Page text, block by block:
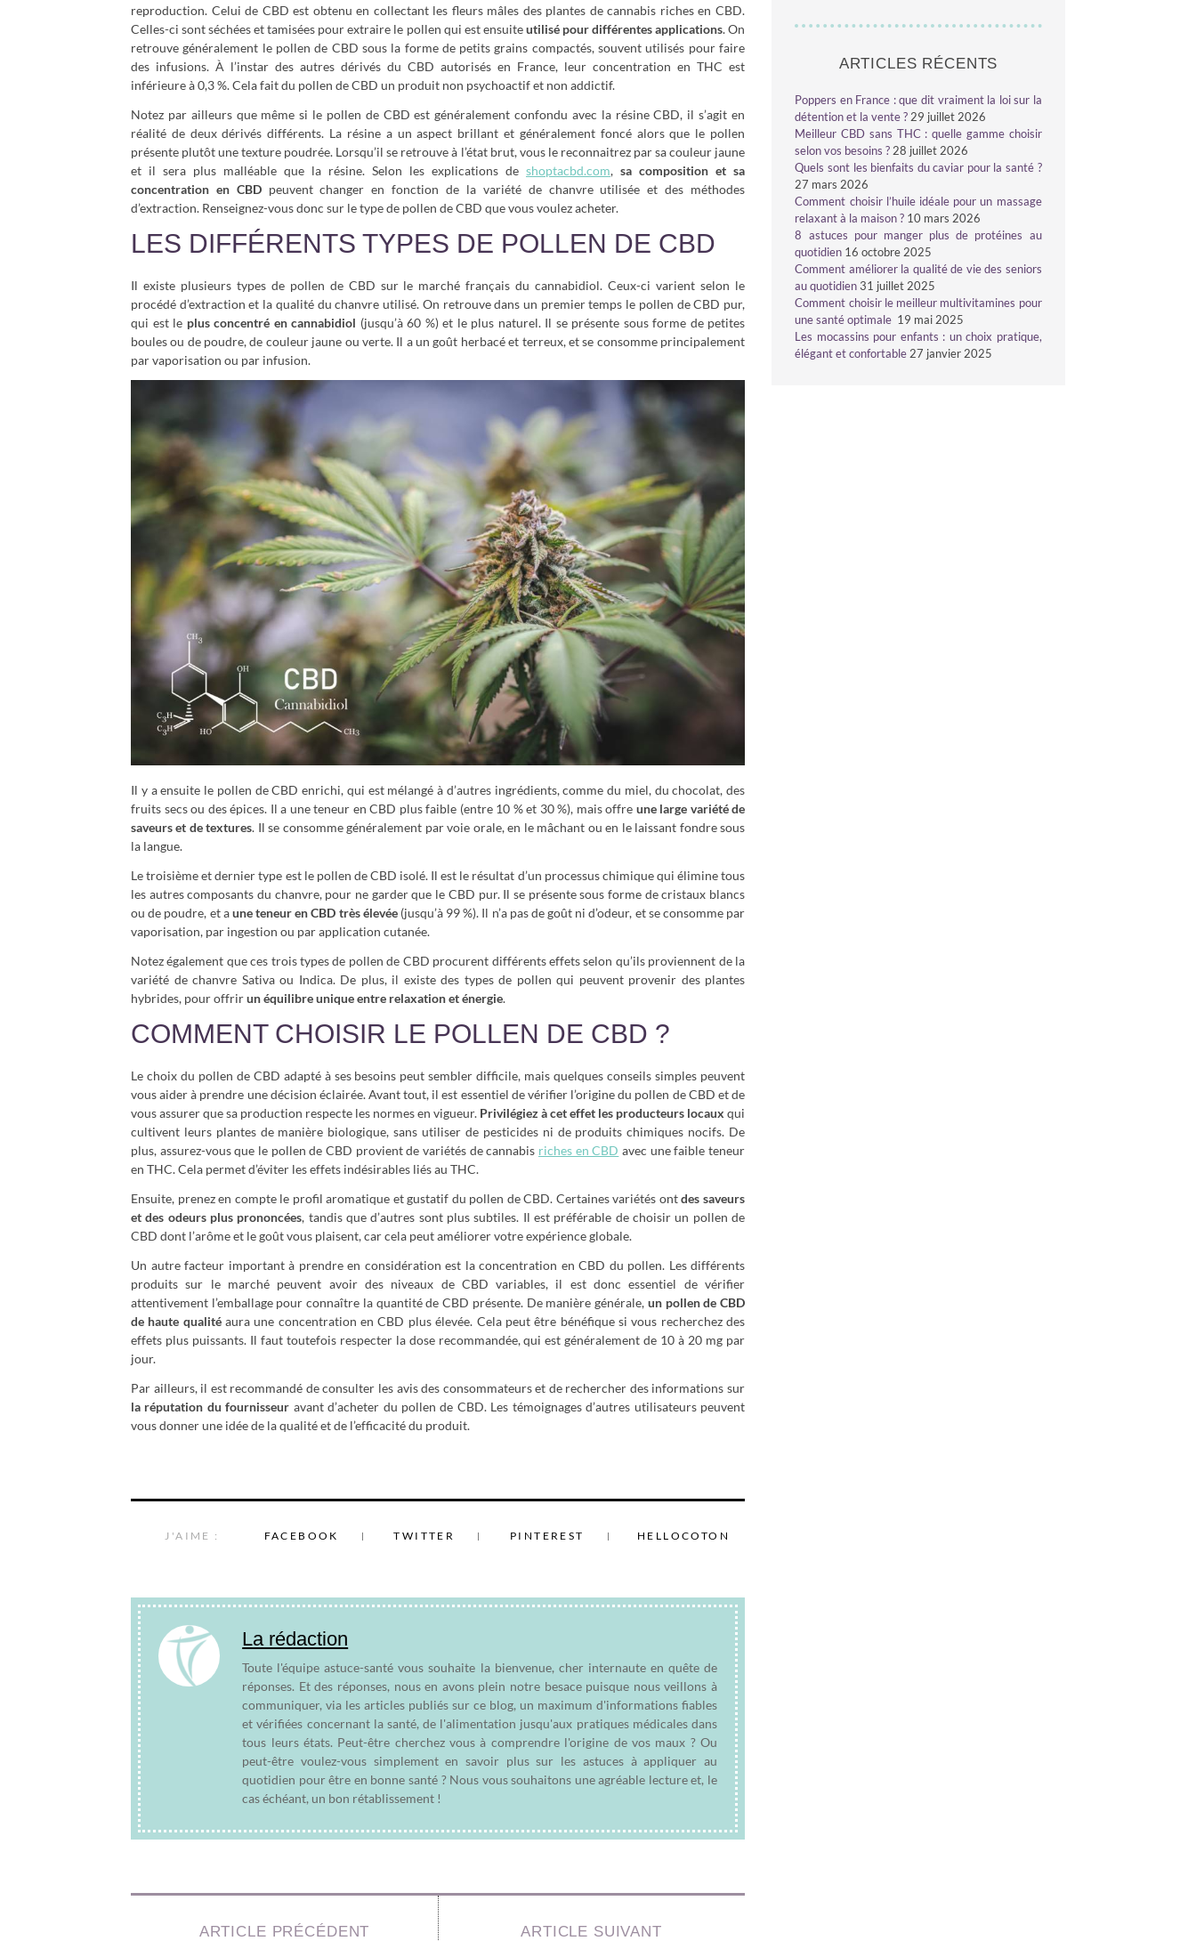
reproduction. Celui de CBD est obtenu en collectant les fleurs mâles des plantes de cannabis riches en CBD.
Celles-ci sont séchées et tamisées pour extraire le pollen qui est ensuiteutilisé pour différentes applications. On
retrouve généralement le pollen de CBD sous la forme de petits grains compactés, souvent utilisés pour faire
des infusions. À l’instar des autres dérivés du CBD autorisés en France, leur concentration en THC est
inférieure à 0,3 %. Cela fait du pollen de CBD un produit non psychoactif et non addictif.
Notez par ailleurs que même si le pollen de CBD est généralement confondu avec la résine CBD, il s’agit en
réalité de deux dérivés différents. La résine a un aspect brillant et généralement foncé alors que le pollen
présente plutôt une texture poudrée. Lorsqu’il se retrouve à l’état brut, vous le reconnaitrez par sa couleur jaune
et il sera plus malléable que la résine. Selon les explications de shoptacbd.com, sa composition et sa
concentration en CBDpeuvent changer en fonction de la variété de chanvre utilisée et des méthodes
d’extraction. Renseignez-vous donc sur le type de pollen de CBD que vous voulez acheter.
LES DIFFÉRENTS TYPES DE POLLEN DE CBD
Il existe plusieurs types de pollen de CBD sur le marché français du cannabidiol. Ceux-ci varient selon le
procédé d’extraction et la qualité du chanvre utilisé. On retrouve dans un premier temps le pollen de CBD pur,
qui est le plus concentré en cannabidiol (jusqu’à 60 %) et le plus naturel. Il se présente sous forme de petites
boules ou de poudre, de couleur jaune ou verte. Il a un goût herbacé et terreux, et se consomme principalement
par vaporisation ou par infusion.
Il y a ensuite le pollen de CBD enrichi, qui est mélangé à d’autres ingrédients, comme du miel, du chocolat, des
fruits secs ou des épices. Il a une teneur en CBD plus faible (entre 10 % et 30 %), mais offre une large variété de
saveurs et de textures. Il se consomme généralement par voie orale, en le mâchant ou en le laissant fondre sous
la langue.
Le troisième et dernier type est le pollen de CBD isolé. Il est le résultat d’un processus chimique qui élimine tous
les autres composants du chanvre, pour ne garder que le CBD pur. Il se présente sous forme de cristaux blancs
ou de poudre, et aune teneur en CBD très élevée(jusqu’à 99 %). Il n’a pas de goût ni d’odeur, et se consomme par
vaporisation, par ingestion ou par application cutanée.
Notez également que ces trois types de pollen de CBD procurent différents effets selon qu’ils proviennent de la
variété de chanvre Sativa ou Indica. De plus, il existe des types de pollen qui peuvent provenir des plantes
hybrides, pour offrirun équilibre unique entre relaxation et énergie.
COMMENT CHOISIR LE POLLEN DE CBD ?
Le choix du pollen de CBD adapté à ses besoins peut sembler difficile, mais quelques conseils simples peuvent
vous aider à prendre une décision éclairée. Avant tout, il est essentiel de vérifier l’origine du pollen de CBD et de
vous assurer que sa production respecte les normes en vigueur. Privilégiez à cet effet les producteurs locaux qui
cultivent leurs plantes de manière biologique, sans utiliser de pesticides ni de produits chimiques nocifs. De
plus, assurez-vous que le pollen de CBD provient de variétés de cannabis riches en CBD avec une faible teneur
en THC. Cela permet d’éviter les effets indésirables liés au THC.
Ensuite, prenez en compte le profil aromatique et gustatif du pollen de CBD. Certaines variétés ontdes saveurs
et des odeurs plus prononcées, tandis que d’autres sont plus subtiles. Il est préférable de choisir un pollen de
CBD dont l’arôme et le goût vous plaisent, car cela peut améliorer votre expérience globale.
Un autre facteur important à prendre en considération est la concentration en CBD du pollen. Les différents
produits sur le marché peuvent avoir des niveaux de CBD variables, il est donc essentiel de vérifier
attentivement l’emballage pour connaître la quantité de CBD présente. De manière générale, un pollen de CBD
de haute qualitéaura une concentration en CBD plus élevée. Cela peut être bénéfique si vous recherchez des
effets plus puissants. Il faut toutefois respecter la dose recommandée, qui est généralement de 10 à 20 mg par
jour.
Par ailleurs, il est recommandé de consulter les avis des consommateurs et de rechercher des informations sur
la réputation du fournisseur avant d’acheter du pollen de CBD. Les témoignages d’autres utilisateurs peuvent
vous donner une idée de la qualité et de l’efficacité du produit.
J'AIME : FACEBOOK TWITTER PINTEREST HELLOCOTON
La rédaction
Toute l'équipe astuce-santé vous souhaite la bienvenue, cher internaute en quête de
réponses. Et des réponses, nous en avons plein notre besace puisque nous veillons à
communiquer, via les articles publiés sur ce blog, un maximum d'informations fiables
et vérifiées concernant la santé, de l'alimentation jusqu'aux pratiques médicales dans
tous leurs états. Peut-être cherchez vous à comprendre l'origine de vos maux ? Ou
peut-être voulez-vous simplement en savoir plus sur les astuces à appliquer au
quotidien pour être en bonne santé ? Nous vous souhaitons une agréable lecture et, le
cas échéant, un bon rétablissement !
ARTICLE PRÉCÉDENT ARTICLE SUIVANT
ARTICLES RÉCENTS
Poppers en France : que dit vraiment la loi sur la
détention et la vente ? 29 juillet 2026
Meilleur CBD sans THC : quelle gamme choisir
selon vos besoins ? 28 juillet 2026
Quels sont les bienfaits du caviar pour la santé ?
27 mars 2026
Comment choisir l’huile idéale pour un massage
relaxant à la maison ? 10 mars 2026
8 astuces pour manger plus de protéines au
quotidien 16 octobre 2025
Comment améliorer la qualité de vie des seniors
au quotidien 31 juillet 2025
Comment choisir le meilleur multivitamines pour
une santé optimale 19 mai 2025
Les mocassins pour enfants : un choix pratique,
élégant et confortable 27 janvier 2025